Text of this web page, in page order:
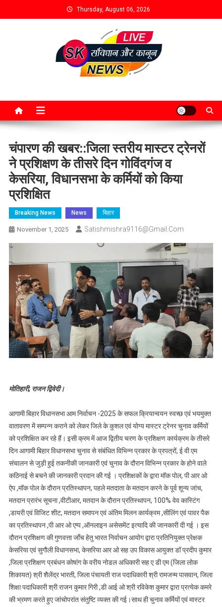
Thursday, August 06, 2026
चंपारण की खबर::जिला स्तरीय मास्टर ट्रेनरों
ने प्रशिक्षण के तीसरे दिन गोविंदगंज व
केसरिया, विधानसभा के कर्मियों को किया
प्रशिक्षित
Breaking News News बिहार
November 1, 2025 Satishmishra9116@gmail.com
मोतिहारी, राजन द्विवेदी।
आगामी बिहार विधानसभा आम निर्वाचन -2025 के सफल क्रियान्वयन स्वच्छ एवं भयमुक्त
वातावरण में सम्पन्न कराने को लेकर जिले के कुशल एवं योग्य मास्टर ट्रेनर चुनाव कर्मियों
को प्रशिक्षित कर रहे हैं। इसी क्रम में आज द्वितीय चरण के प्रशिक्षण कार्यक्रम के तीसरे
दिन आगामी बिहार विधानसभा चुनाव से संबंधित विभिन्न प्रकार के प्रपत्रों, ई वी एम
संचालन से जुड़ी हुई तकनीकी जानकारी एवं चुनाव के दौरान विभिन्न प्रकार के होने वाले
कठिनाई से बचने की जानकारी प्रदान की गई । प्रशिक्षकों के द्वारा मॉक पोल, पी आर ओ
ऐप ,मॉक पोल के दौरान प्रतिस्थापन, पहले मतदाता के मतदान करने के पूर्व शून्य जांच,
मतदान प्रारंभ सूचना ,वीटीआर, मतदान के दौरान प्रतिस्थापन, 100% वेव कास्टिंग
,डायरी एवं विजिट शीट, मतदान समापन एवं अंतिम मिलन कार्यक्रम ,सीलिंग एवं पावर पैक
का प्रतिस्थापन ,पी आर ओ एप्प ,ऑनलाइन असेसमेंट इत्यादि की जानकारी दी गई । इस
दौरान प्रशिक्षण की गुणवत्ता जाँच हेतु भारत निर्वाचन आयोग द्वारा प्रतिनियुक्त प्रेक्षक
केसरिया एवं सुगौली विधानसभा, केसरिया आर ओ सह उप विकास आयुक्त डॉ प्रदीप कुमार
,जिला प्रशिक्षण प्रबंधन कोषांग के वरीय नोडल अधिकारी सह ए डी एम (जिला लोक
शिकायत) श्री शैलेंद्र भारती, जिला पंचायती राज पदाधिकारी श्री रामजन्म पासवान, जिला
शिक्षा पदाधिकारी श्री राजन कुमार गिरी ,डी आई ओ श्री रविकेश कुमार द्वारा प्रत्येक कमरे
की भ्रमण करते हुए जांचोपरांत संतुष्टि व्यक्त की गई।साथ ही चुनाव कर्मियों एवं मास्टर